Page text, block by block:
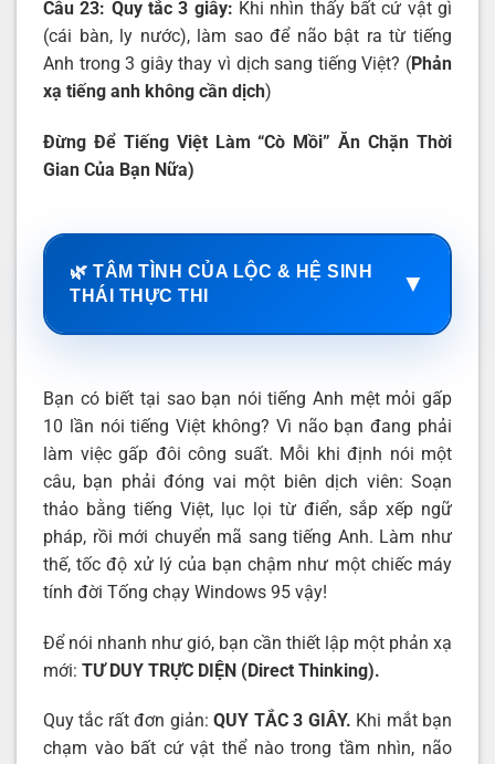
Câu 23: Quy tắc 3 giây: Khi nhìn thấy bất cứ vật gì
(cái bàn, ly nước), làm sao để não bật ra từ tiếng
Anh trong 3 giây thay vì dịch sang tiếng Việt? (Phản
xạ tiếng anh không cần dịch)
Đừng Để Tiếng Việt Làm “Cò Mồi” Ăn Chặn Thời
Gian Của Bạn Nữa)
🌿 TÂM TÌNH CỦA LỘC & HỆ SINH
THÁI THỰC THI
▼
Bạn có biết tại sao bạn nói tiếng Anh mệt mỏi gấp
10 lần nói tiếng Việt không? Vì não bạn đang phải
làm việc gấp đôi công suất. Mỗi khi định nói một
câu, bạn phải đóng vai một biên dịch viên: Soạn
thảo bằng tiếng Việt, lục lọi từ điển, sắp xếp ngữ
pháp, rồi mới chuyển mã sang tiếng Anh. Làm như
thế, tốc độ xử lý của bạn chậm như một chiếc máy
tính đời Tống chạy Windows 95 vậy!
Để nói nhanh như gió, bạn cần thiết lập một phản xạ
mới: TƯ DUY TRỰC DIỆN (Direct Thinking).
Quy tắc rất đơn giản:QUY TẮC 3 GIÂY. Khi mắt bạn
chạm vào bất cứ vật thể nào trong tầm nhìn, não